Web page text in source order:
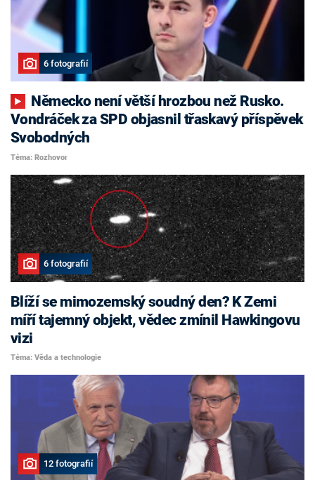
6 fotografií
Vondráček za SPD objasnil třaskavý příspěvek
Svobodných
Téma: Rozhovor
6 fotografií
Blíží se mimozemský soudný den? K Zemi
míří tajemný objekt, vědec zmínil Hawkingovu
vizi
Téma: Věda a technologie
12 fotografií